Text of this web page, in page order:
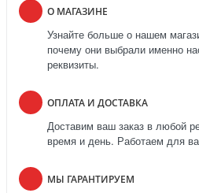
О МАГАЗИНЕ
Узнайте больше о нашем
почему они выбрали именно
реквизиты.
ОПЛАТА И ДОСТАВКА
Доставим ваш заказ в любой
время и день. Работаем для
МЫ ГАРАНТИРУЕМ